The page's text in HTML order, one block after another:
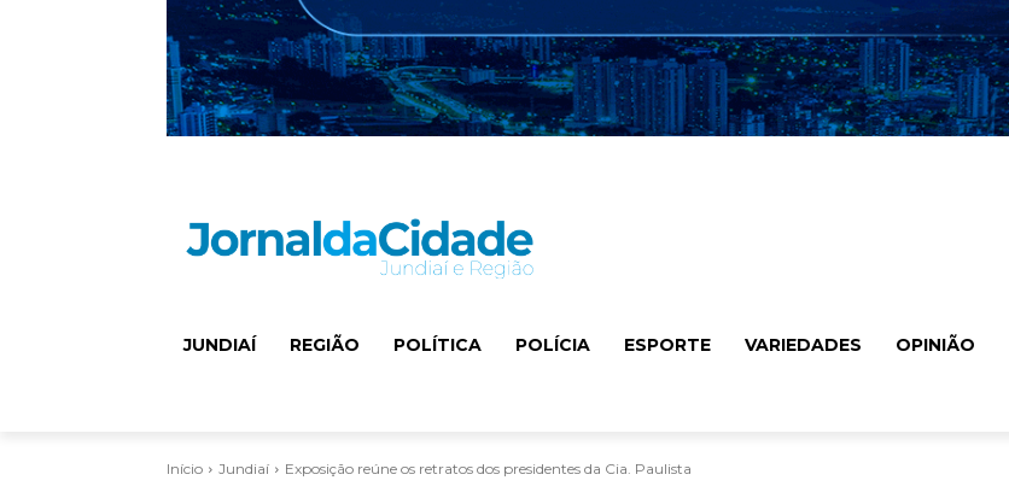
JUNDIAÍ REGIÃO POLÍTICA POLÍCIA ESPORTE VARIEDADES OPINIÃO
Início Jundiaí Exposição reúne os retratos dos presidentes da Cia. Paulista